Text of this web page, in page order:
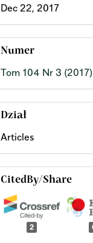
Dec 22, 2017
Numer
Tom 104 Nr 3 (2017)
Dział
Articles
CitedBy/Share
2